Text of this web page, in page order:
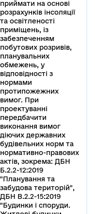
приймати на основі
розрахунків інсоляції
та освітленості
приміщень, із
забезпеченням
побутових розривів,
планувальних
обмежень, у
відповідності з
нормами
протипожежних
вимог. При
проектуванні
передбачити
виконання вимог
діючих державних
будівельних норм та
нормативно-правових
актів, зокрема: ДБН
Б.2.2-12:2019
"Планування та
забудова територій",
ДБН В.2.2-15:2019
"Будинки і споруди.